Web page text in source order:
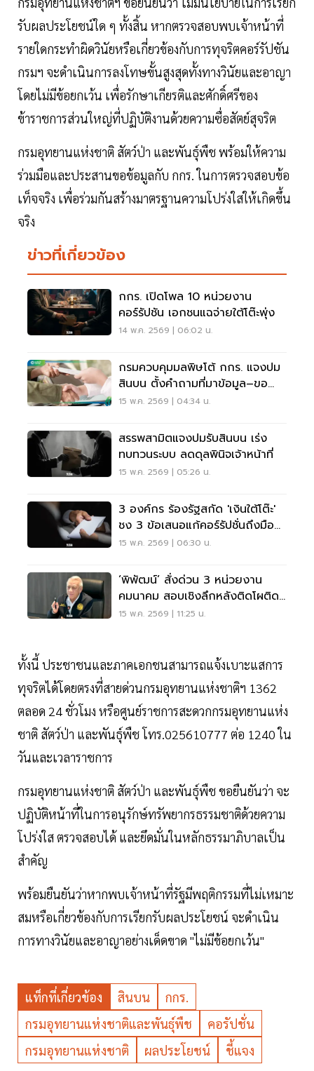
รับผลประโยชน์ใด ๆ ทั้งสิ้น หากตรวจสอบพบเจ้าหน้าที่
รายใดกระทำผิดวินัยหรือเกี่ยวข้องกับการทุจริตคอร์รัปชัน
กรมฯ จะดำเนินการลงโทษขั้นสูงสุดทั้งทางวินัยและอาญา
โดยไม่มีข้อยกเว้น เพื่อรักษาเกียรติและศักดิ์ศรีของ
ข้าราชการส่วนใหญ่ที่ปฏิบัติงานด้วยความซื่อสัตย์สุจริต
กรมอุทยานแห่งชาติ สัตว์ป่า และพันธุ์พืช พร้อมให้ความ
ร่วมมือและประสานขอข้อมูลกับ กกร. ในการตรวจสอบข้อ
เท็จจริง เพื่อร่วมกันสร้างมาตรฐานความโปร่งใสให้เกิดขึ้น
จริง
ข่าวที่เกี่ยวข้อง
กกร. เปิดโพล 10 หน่วยงาน
คอร์รัปชัน เอกชนแฉจ่ายใต้โต๊ะพุ่ง
14 พ.ค. 2569 | 06:02 น.
กรมควบคุมมลพิษโต้ กกร. แจงปม
สินบน ตั้งคำถามที่มาข้อมูล–ขอ
หลักฐานใน 7 วัน
15 พ.ค. 2569 | 04:34 น.
สรรพสามิตแจงปมรับสินบน เร่ง
ทบทวนระบบ ลดดุลพินิจเจ้าหน้าที่
15 พ.ค. 2569 | 05:26 น.
3 องค์กร ร้องรัฐสกัด 'เงินใต้โต๊ะ'
ชง 3 ข้อเสนอแก้คอร์รัปชั่นถึงมือนา
ยกฯ
15 พ.ค. 2569 | 06:30 น.
‘พิพัฒน์’ สั่งด่วน 3 หน่วยงาน
คมนาคม สอบเชิงลึกหลังติดโผติด
สินบน
15 พ.ค. 2569 | 11:25 น.
ทั้งนี้ ประชาชนและภาคเอกชนสามารถแจ้งเบาะแสการ
ทุจริตได้โดยตรงที่สายด่วนกรมอุทยานแห่งชาติฯ 1362
ตลอด 24 ชั่วโมง หรือศูนย์ราชการสะดวกกรมอุทยานแห่ง
ชาติ สัตว์ป่า และพันธุ์พืช โทร.025610777 ต่อ 1240 ใน
วันและเวลาราชการ
กรมอุทยานแห่งชาติ สัตว์ป่า และพันธุ์พืช ขอยืนยันว่า จะ
ปฏิบัติหน้าที่ในการอนุรักษ์ทรัพยากรธรรมชาติด้วยความ
โปร่งใส ตรวจสอบได้ และยึดมั่นในหลักธรรมาภิบาลเป็น
สำคัญ
พร้อมยืนยันว่าหากพบเจ้าหน้าที่รัฐมีพฤติกรรมที่ไม่เหมาะ
สมหรือเกี่ยวข้องกับการเรียกรับผลประโยชน์ จะดำเนิน
การทางวินัยและอาญาอย่างเด็ดขาด "ไม่มีข้อยกเว้น"
แท็กที่เกี่ยวข้อง สินบน
กกร.
กรมอุทยานแห่งชาติและพันธุ์พืช
คอรัปชั่น
กรมอุทยานแห่งชาติ
ผลประโยชน์ ชี้แจง